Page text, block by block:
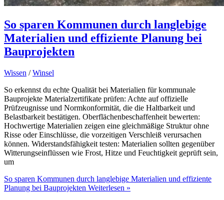
So sparen Kommunen durch langlebige
Materialien und effiziente Planung bei
Bauprojekten
Wissen /Winsel
So erkennst du echte Qualität bei Materialien für kommunale
Bauprojekte Materialzertifikate prüfen: Achte auf offizielle
Prüfzeugnisse und Normkonformität, die die Haltbarkeit und
Belastbarkeit bestätigen. Oberflächenbeschaffenheit bewerten:
Hochwertige Materialien zeigen eine gleichmäßige Struktur ohne
Risse oder Einschlüsse, die vorzeitigen Verschleiß verursachen
können. Widerstandsfähigkeit testen: Materialien sollten gegenüber
Witterungseinflüssen wie Frost, Hitze und Feuchtigkeit geprüft sein,
um
So sparen Kommunen durch langlebige Materialien und effiziente
Planung bei Bauprojekten Weiterlesen »